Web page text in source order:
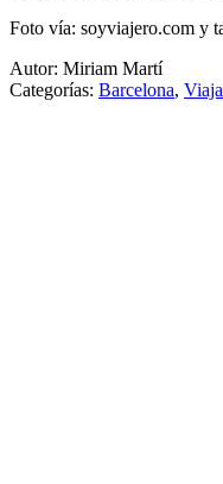
Foto vía: soyviajero.com y
Autor: Miriam Martí
Categorías: Barcelona,